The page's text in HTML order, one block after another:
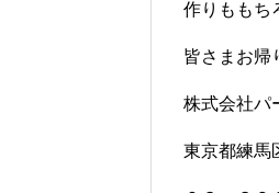
作りももち
皆さまお帰
株式会社パ
東京都練馬